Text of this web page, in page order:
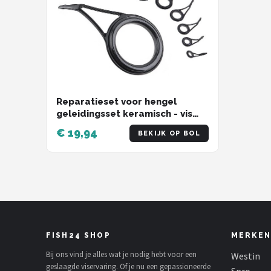
Reparatieset voor hengel
geleidingsset keramisch - vis
hengel reparatie
€ 19,94 BEKIJK OP BOL
FISH24 SHOP
Bij ons vind je alles wat je nodig hebt voor een
geslaagde viservaring. Of je nu een gepassioneerde
MERKEN
Westin